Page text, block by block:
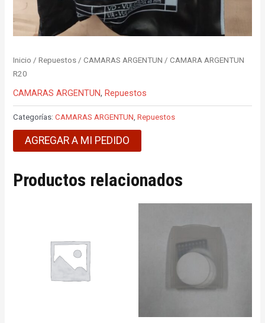
Inicio /Repuestos /CAMARAS ARGENTUN / CAMARA ARGENTUN
R20
CAMARAS ARGENTUN,Repuestos
Categorías:CAMARAS ARGENTUN ,Repuestos
AGREGAR A MI PEDIDO
Productos relacionados